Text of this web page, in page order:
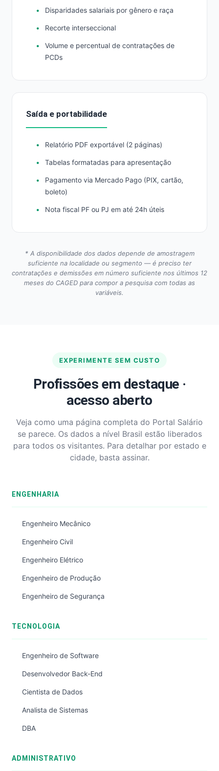
Disparidades salariais por gênero e raça
Recorte interseccional
Volume e percentual de contratações de
PCDs
Saída e portabilidade
Relatório PDF exportável (2 páginas)
Tabelas formatadas para apresentação
Pagamento via Mercado Pago (PIX, cartão,
boleto)
Nota fiscal PF ou PJ em até 24h úteis
* A disponibilidade dos dados depende de amostragem
suficiente na localidade ou segmento — é preciso ter
contratações e demissões em número suficiente nos últimos 12
meses do CAGED para compor a pesquisa com todas as
variáveis.
EXPERIMENTE SEM CUSTO
Profissões em destaque ·
acesso aberto
Veja como uma página completa do Portal Salário
se parece. Os dados a nível Brasil estão liberados
para todos os visitantes. Para detalhar por estado e
cidade, basta assinar.
ENGENHARIA
Engenheiro Mecânico
Engenheiro Civil
Engenheiro Elétrico
Engenheiro de Produção
Engenheiro de Segurança
TECNOLOGIA
Engenheiro de Software
Desenvolvedor Back-End
Cientista de Dados
Analista de Sistemas
DBA
ADMINISTRATIVO